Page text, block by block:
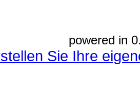
powered in
Sie Ihre